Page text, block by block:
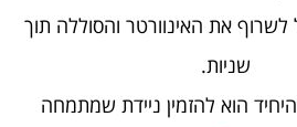
את האינוורטר והסוללה תוך
שניות.
הוא להזמין ניידת שמתמחה